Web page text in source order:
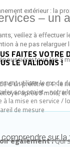
– un
FAITES VOTRE
LE VALIDONS !
utiliser le mode
son projet - notre
à la mise en service /
de mesure
également :Qui
extérieur : la
veillez à effectuer
à ne pas
tous les 3
d'un préfiltre G4 : le
après 3 mois,
sur